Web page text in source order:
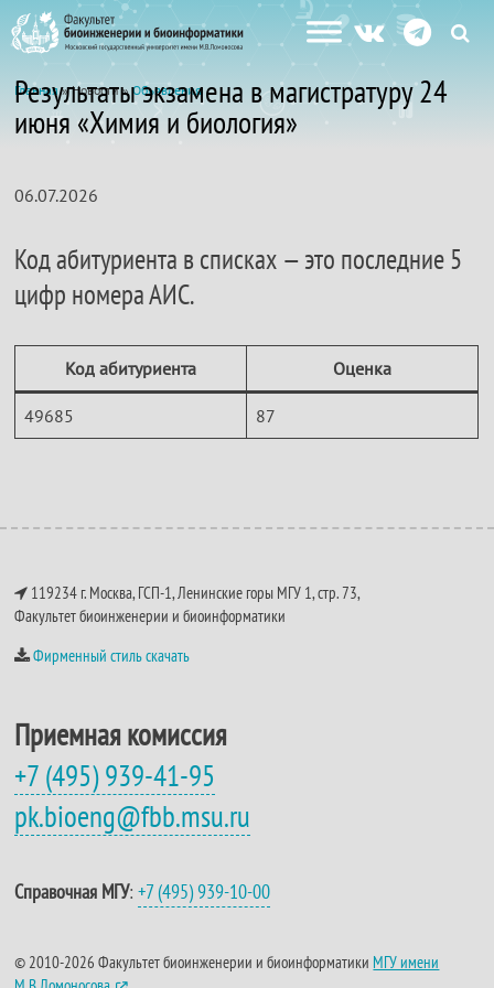
Главная» Новости »Объявления
Результаты экзамена в магистратуру 24
июня «Химия и биология»
06.07.2026
Код абитуриента в списках — это последние 5
цифр номера АИС.
Код абитуриента Оценка
49685 87
119234 г. Москва, ГСП-1, Ленинские горы МГУ 1, стр. 73,
Факультет биоинженерии и биоинформатики
Фирменный стиль скачать
Приемная комиссия
+7 (495) 939-41-95
pk.bioeng@fbb.msu.ru
Справочная МГУ:+7 (495) 939-10-00
© 2010-2026 Факультет биоинженерии и биоинформатики МГУ имени